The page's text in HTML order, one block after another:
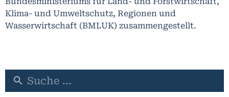
Klima- und Umweltschutz, Regionen und
Wasserwirtschaft (BMLUK) zusammengestellt.